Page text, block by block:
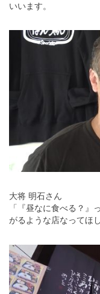
いいます。
大将 明石さん
「『昼なに食べる？』
がるような店なってほ